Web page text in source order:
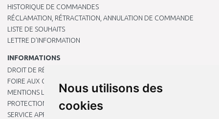
Nous utilisons des
cookies
HISTORIQUE DE COMMANDES
RÉCLAMATION, RÉTRACTATION, ANNULATION DE COMMANDE
LISTE DE SOUHAITS
LETTRE D’INFORMATION
INFORMATIONS
DROIT DE RÉTRACTATION
FOIRE AUX QUESTIONS
MENTIONS LÉGALES
PROTECTION DES DONNÉES PERSONNELLES
SERVICE APRÈS-VENTE